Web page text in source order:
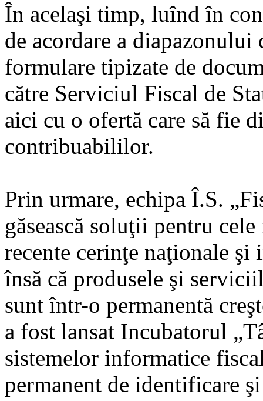
În acelaşi timp, luînd în
de acordare a
formulare tipizate de
către Serviciul Fiscal de
aici cu o ofertă care să fie
contribuabililor.
Prin urmare, echipa Î.S.
găsească soluţii pentru
recente cerinţe naţionale
însă că produsele şi
sunt într-o permanentă
a fost lansat Incubatorul
sistemelor informatice
permanent de identificare